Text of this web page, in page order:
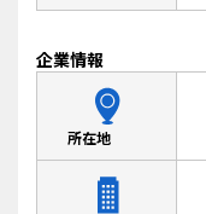
企業情報
所在地